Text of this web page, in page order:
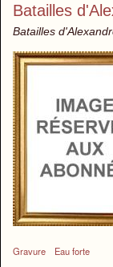
Batailles
Batailles
Gravure Eau forte